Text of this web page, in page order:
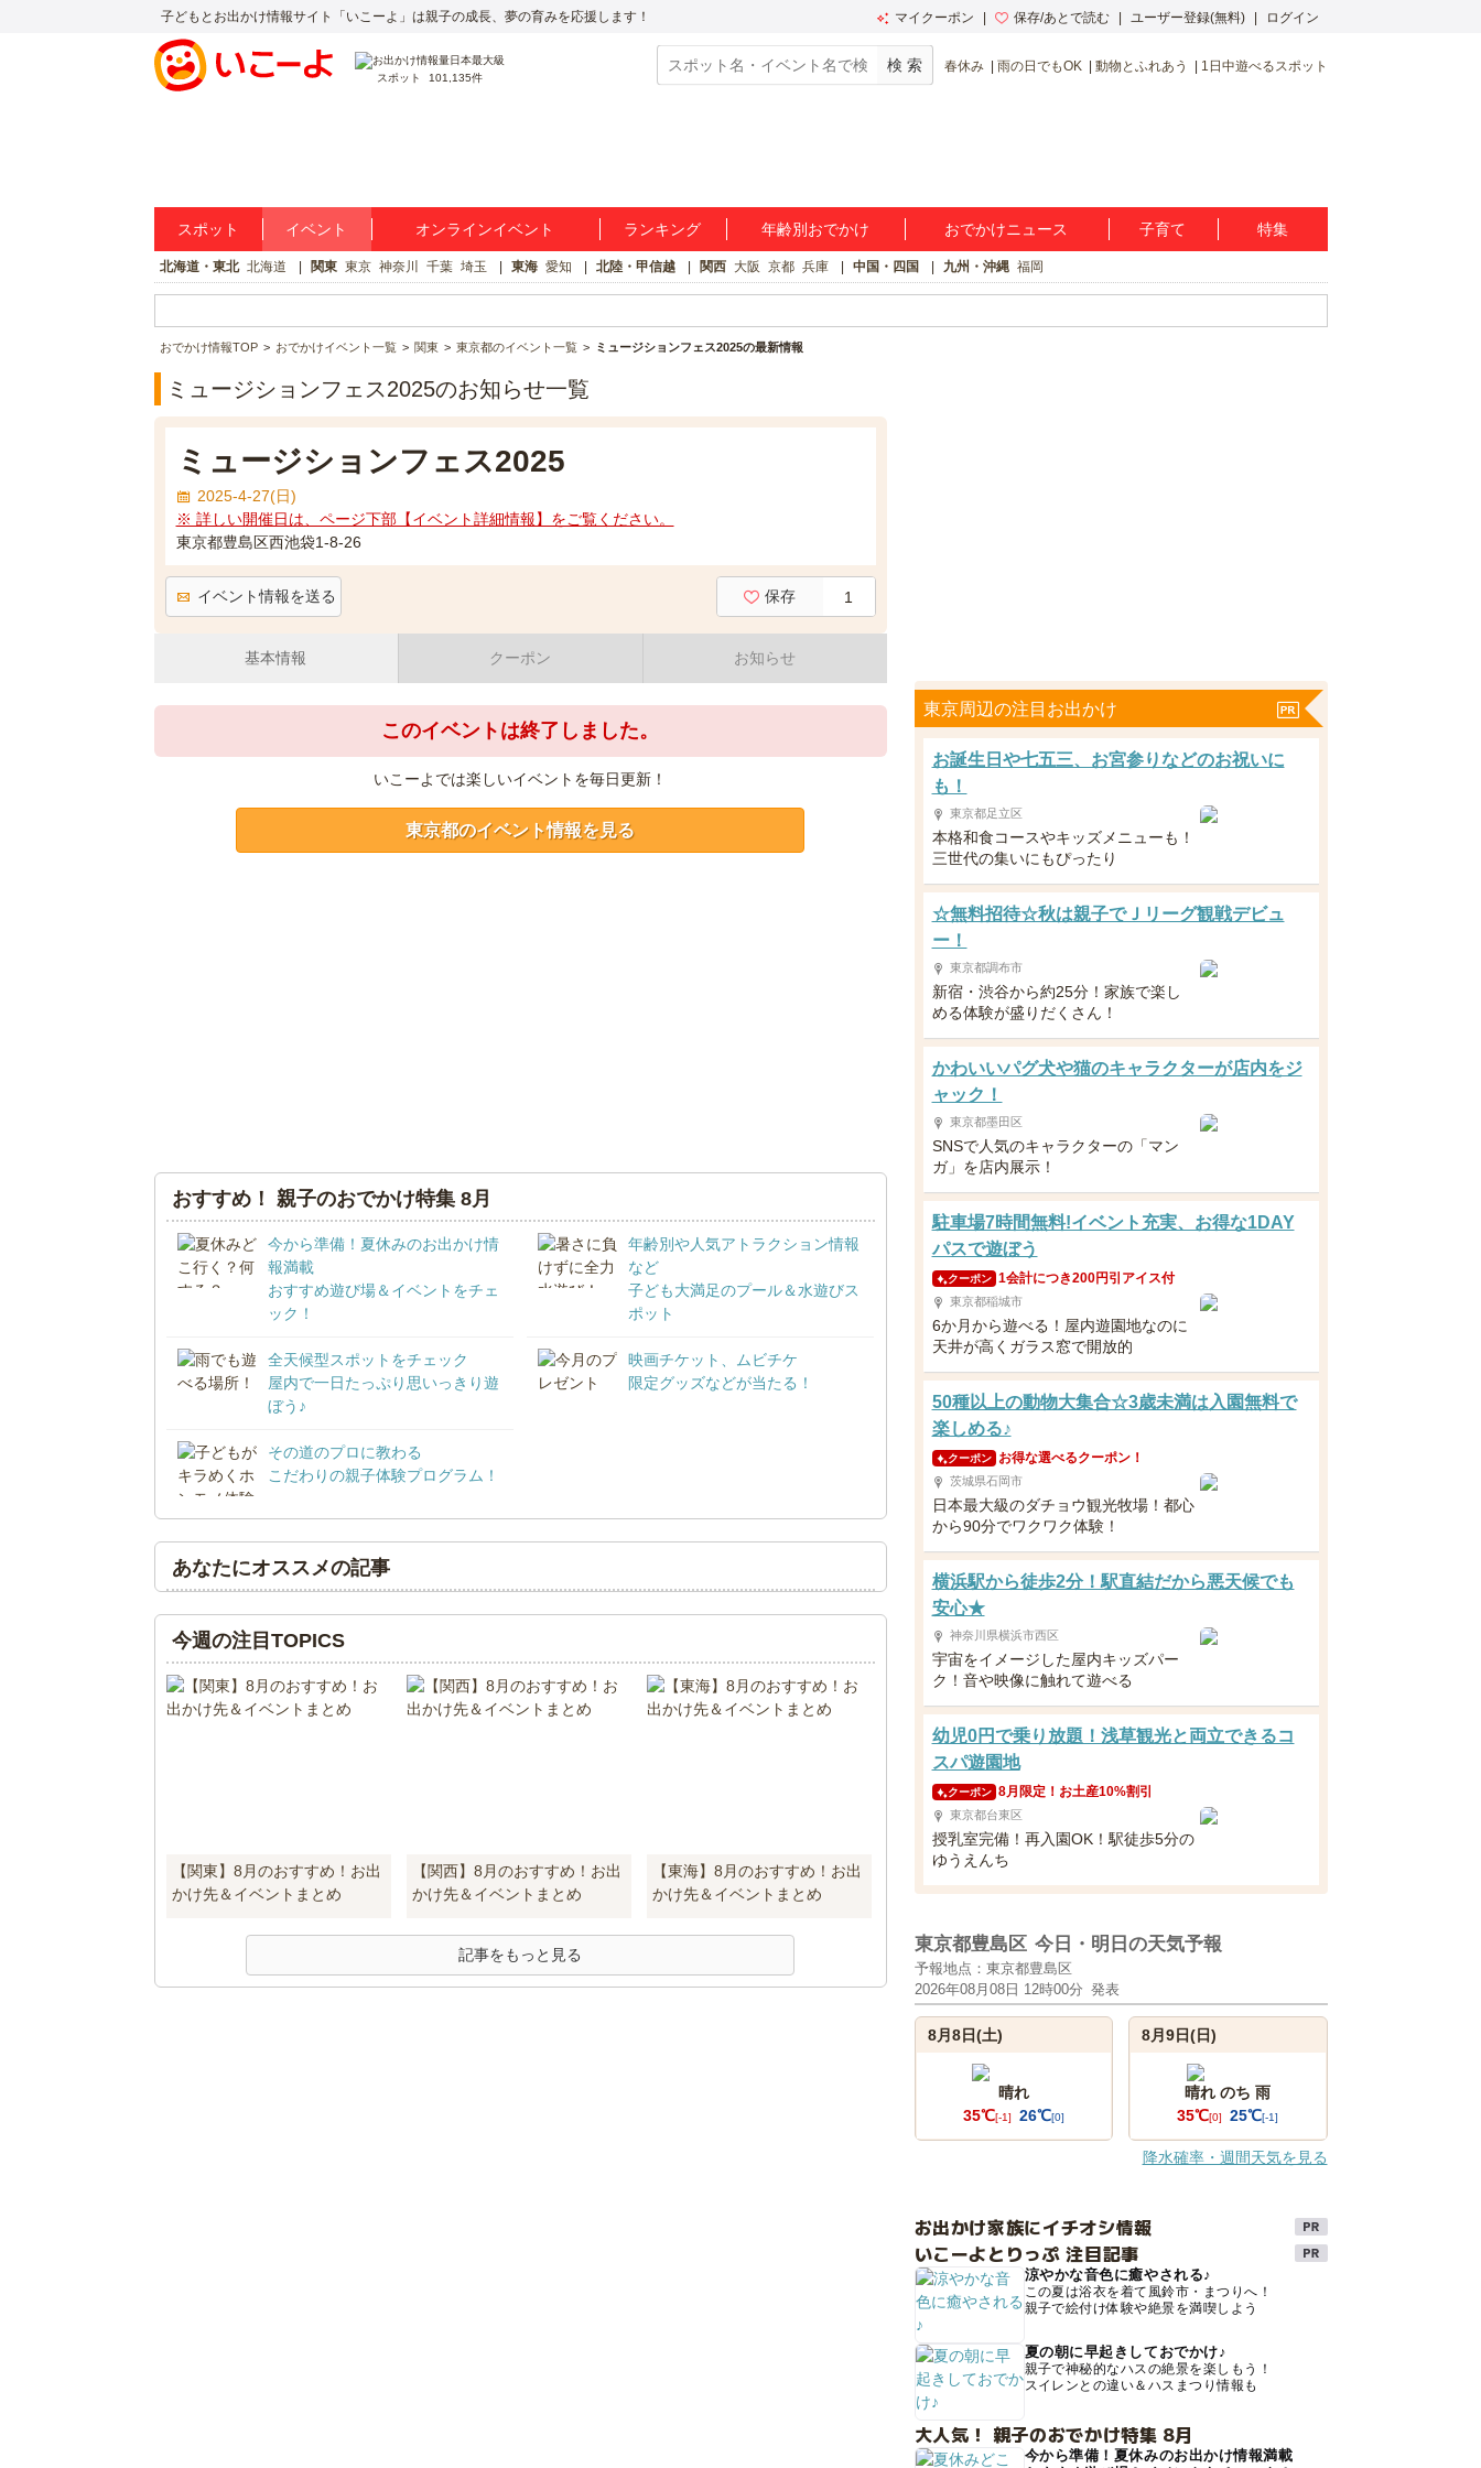
子どもとお出かけ情報サイト「いこーよ」は親子の成長、夢の育みを応援します！ マイクーポン 保存/あとで読む ユーザー登録(無料) ログイン
スポット 101,135件
春休み 雨の日でもOK 動物とふれあう 1日中遊べるスポット
スポット イベント オンラインイベント ランキング 年齢別おでかけ おでかけニュース 子育て 特集
北海道・東北 北海道 関東 東京 神奈川 千葉 埼玉 東海 愛知 北陸・甲信越 関西 大阪 京都 兵庫 中国・四国 九州・沖縄 福岡
おでかけ情報TOP おでかけイベント一覧 関東 東京都のイベント一覧 ミュージションフェス2025の最新情報
ミュージションフェス2025のお知らせ一覧
ミュージションフェス2025
2025-4-27(日)
※ 詳しい開催日は、ページ下部【イベント詳細情報】をご覧ください。
東京都豊島区西池袋1-8-26
イベント情報を送る 保存 1
基本情報 クーポン お知らせ
このイベントは終了しました。
いこーよでは楽しいイベントを毎日更新！
東京都のイベント情報を見る
おすすめ！ 親子のおでかけ特集 8月
今から準備！夏休みのお出かけ情
報満載
おすすめ遊び場＆イベントをチェ
ック！
年齢別や人気アトラクション情報
など
子ども大満足のプール＆水遊びス
ポット
全天候型スポットをチェック
屋内で一日たっぷり思いっきり遊
ぼう♪
映画チケット、ムビチケ
限定グッズなどが当たる！
その道のプロに教わる
こだわりの親子体験プログラム！
あなたにオススメの記事
今週の注目TOPICS
【関東】8月のおすすめ！お出
かけ先＆イベントまとめ
【関西】8月のおすすめ！お出
かけ先＆イベントまとめ
【東海】8月のおすすめ！お出
かけ先＆イベントまとめ
記事をもっと見る
東京周辺の注目お出かけ
お誕生日や七五三、お宮参りなどのお祝いに
も！
東京都足立区
本格和食コースやキッズメニューも！
三世代の集いにもぴったり
☆無料招待☆秋は親子でＪリーグ観戦デビュ
ー！
東京都調布市
新宿・渋谷から約25分！家族で楽し
める体験が盛りだくさん！
かわいいパグ犬や猫のキャラクターが店内をジ
ャック！
東京都墨田区
SNSで人気のキャラクターの「マン
ガ」を店内展示！
駐車場7時間無料!イベント充実、お得な1DAY
パスで遊ぼう
クーポン 1会計につき200円引アイス付
東京都稲城市
6か月から遊べる！屋内遊園地なのに
天井が高くガラス窓で開放的
50種以上の動物大集合☆3歳未満は入園無料で
楽しめる♪
クーポン お得な選べるクーポン！
茨城県石岡市
日本最大級のダチョウ観光牧場！都心
から90分でワクワク体験！
横浜駅から徒歩2分！駅直結だから悪天候でも
安心★
神奈川県横浜市西区
宇宙をイメージした屋内キッズパー
ク！音や映像に触れて遊べる
幼児0円で乗り放題！浅草観光と両立できるコ
スパ遊園地
クーポン 8月限定！お土産10%割引
東京都台東区
授乳室完備！再入園OK！駅徒歩5分の
ゆうえんち
東京都豊島区 今日・明日の天気予報
予報地点：東京都豊島区
2026年08月08日 12時00分 発表
8月8日(土)
晴れ
35℃[-1] 26℃[0]
8月9日(日)
晴れ のち 雨
35℃[0] 25℃[-1]
降水確率・週間天気を見る
お出かけ家族にイチオシ情報
いこーよとりっぷ 注目記事
涼やかな音色に癒やされる♪
この夏は浴衣を着て風鈴市・まつりへ！
親子で絵付け体験や絶景を満喫しよう
夏の朝に早起きしておでかけ♪
親子で神秘的なハスの絶景を楽しもう！
スイレンとの違い＆ハスまつり情報も
大人気！ 親子のおでかけ特集 8月
今から準備！夏休みのお出かけ情報満載